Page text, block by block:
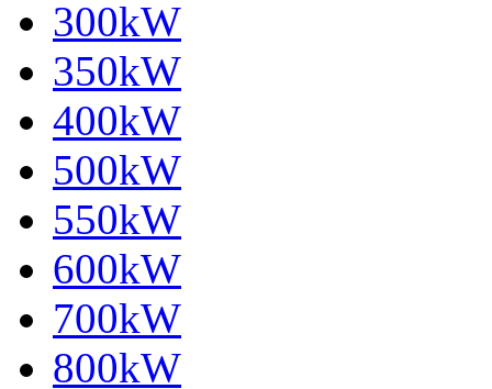
300kW
350kW
400kW
500kW
550kW
600kW
700kW
800kW